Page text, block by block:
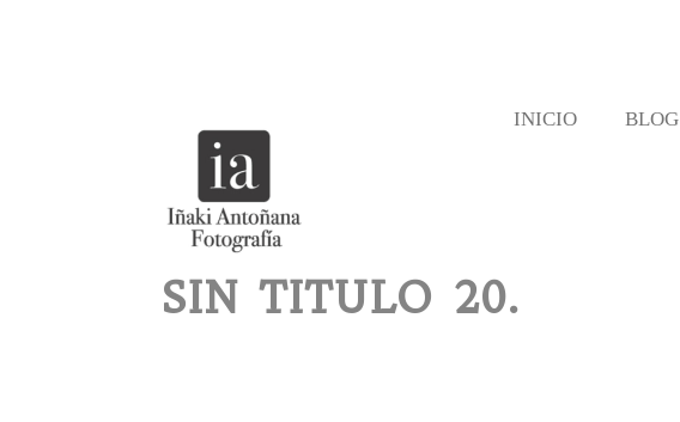
INICIO BLOG
SIN TITULO 20.